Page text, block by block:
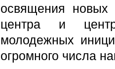
освящения новых
центра и
молодежных
огромного числа